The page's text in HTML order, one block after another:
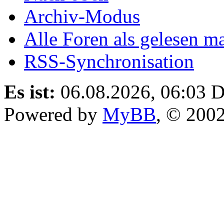
Archiv-Modus
Alle Foren als gelesen
RSS-Synchronisation
Es ist: 06.08.2026, 06:03
Powered by MyBB, ©